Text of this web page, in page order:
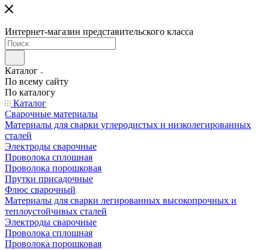
Интернет-магазин представительского класса
Каталог
По всему сайту
По каталогу
Каталог
Сварочные материалы
Материалы для сварки углеродистых и низколегированных
сталей
Электроды сварочные
Проволока сплошная
Проволока порошковая
Прутки присадочные
Флюс сварочный
Материалы для сварки легированных высокопрочных и
теплоустойчивых сталей
Электроды сварочные
Проволока сплошная
Проволока порошковая